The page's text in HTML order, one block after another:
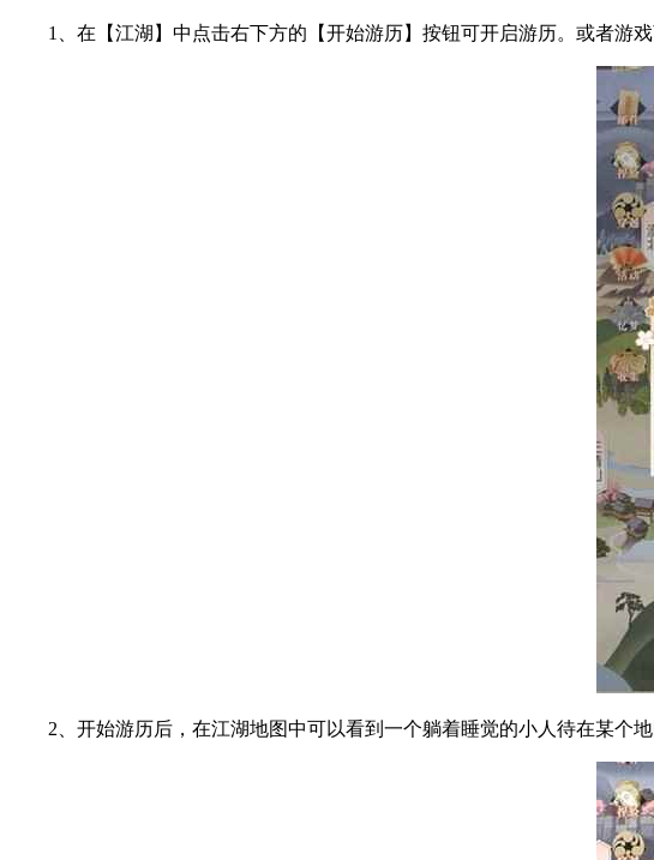
1、在【江湖】中点击右下方的【开始游历】按钮可开启游历。或者游
2、开始游历后，在江湖地图中可以看到一个躺着睡觉的小人待在某个